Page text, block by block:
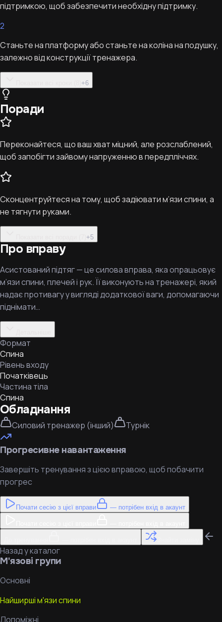
підтримкою, щоб забезпечити необхідну підтримку.
2
Станьте на платформу або станьте на коліна на подушку,
залежно від конструкції тренажера.
+6
Поради
Переконайтеся, що ваш хват міцний, але розслаблений,
щоб запобігти зайвому напруженню в передпліччях.
Сконцентруйтеся на тому, щоб задіювати м’язи спини, а
не тягнути руками.
+5
Про вправу
Асистований підтяг — це силова вправа, яка опрацьовує
м’язи спини, плечей і рук. Її виконують на тренажері, який
надає противагу у вигляді додаткової ваги, допомагаючи
піднімати…
Формат
Спина
Рівень входу
Початківець
Частина тіла
Спина
Обладнання
Силовий тренажер (інший) Турнік
Прогресивне навантаження
Завершіть тренування з цією вправою, щоб побачити
прогрес
Почати сесію з цієї вправи — потрібен вхід в акаунт
Назад у каталог
М'язові групи
Основні
Найширші м'язи спини
Допоміжні